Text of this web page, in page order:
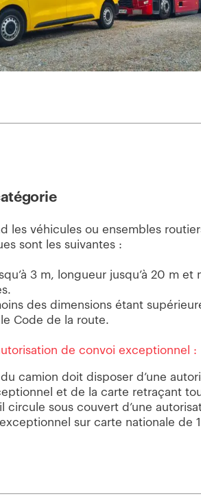
les véhicules ou ensembles
sont les suivantes :
3 m, longueur jusqu’à 20 m et
des dimensions étant
Code de la route.
de convoi exceptionnel :
camion doit disposer d’une
et de la carte retraçant
circule sous couvert d’une
sur carte nationale de 1